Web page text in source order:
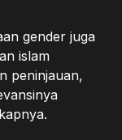
gender juga
islam
peninjauan,